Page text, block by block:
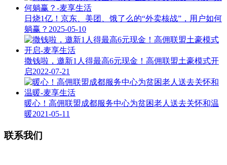
日烧1亿！京东、美团、饿了么的“外卖核战”，用户如何
躺赢？ 2025-05-10
撒钱啦，邀新1人得最高6元现金！高佣联盟土豪模式开
启2022-07-21
暖心！高佣联盟成都服务中心为贫困老人送去关怀和温
暖2021-05-11
联系我们